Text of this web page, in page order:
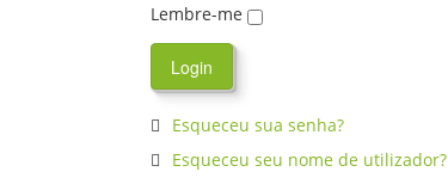
Lembre-me
Esqueceu sua senha?
Esqueceu seu nome de utilizador?